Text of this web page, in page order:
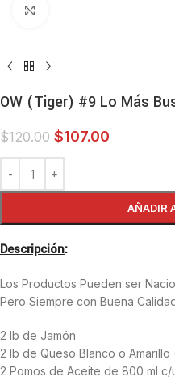
OW (Tiger) #9 Lo Más
$120.00 $107.00
AÑADIR
Descripción:
Los Productos Pueden ser
Pero Siempre con Buena
2 lb de Jamón
2 lb de Queso Blanco o
2 Pomos de Aceite de 800 ml c/